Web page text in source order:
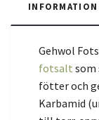
INFORMATION
Gehwol
fotsalt som
fötter och
Karbamid